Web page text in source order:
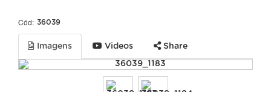
Cód: 36039
Imagens Videos Share